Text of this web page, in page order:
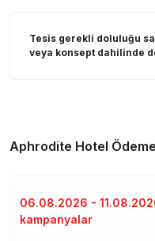
Tesis gerekli doluluğu
veya konsept dahilinde
Aphrodite Hotel
06.08.2026 -
kampanyalar